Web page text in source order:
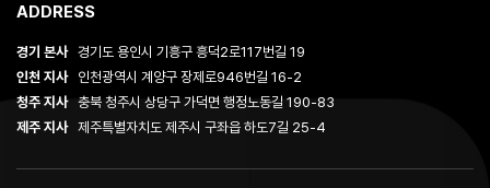
ADDRESS
경기 본사 경기도 용인시 기흥구 흥덕2로117번길 19
인천 지사
인천광역시 계양구 장제로946번길 16-2
청주 지사 충북 청주시 상당구 가덕면 행정노동길 190-83
제주 지사 제주특별자치도 제주시 구좌읍 하도7길 25-4